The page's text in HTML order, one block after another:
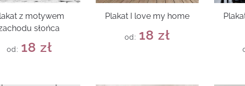
z motywem
słońca
od: 18 zł
Plakat I love my home
od: 18 zł